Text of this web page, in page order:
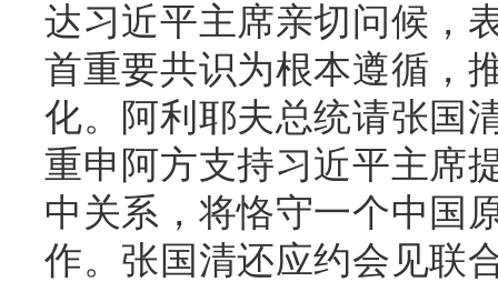
达习近平主席亲切问候，
首重要共识为根本遵循，
化。阿利耶夫总统请张国
重申阿方支持习近平主席
中关系，将恪守一个中国
作。张国清还应约会见联